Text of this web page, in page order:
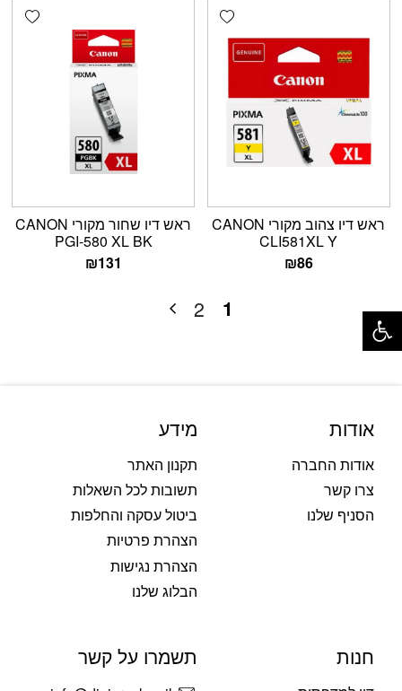
Add wishlist
ראש דיו צהוב מקורי CANON
CLI581XL Y
₪86
ראש דיו שחור מקורי CANON
PGI-580 XL BK
₪131
1
2
אודות
אודות החברה
צרו קשר
הסניף שלנו
מידע
תקנון האתר
תשובות לכל השאלות
ביטול עסקה והחלפות
הצהרת פרטיות
הצהרת נגישות
הבלוג שלנו
חנות תשמרו על קשר
פתח סרגל נגישות